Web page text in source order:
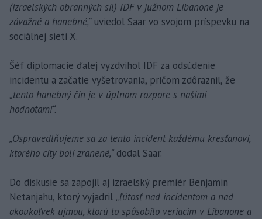
(izraelských obranných síl) IDF v južnom Libanone je
závažné a hanebné,“ uviedol Saar vo svojom príspevku na
sociálnej sieti X.
Šéf diplomacie ďalej vyzdvihol IDF za odsúdenie
incidentu a začatie vyšetrovania, pričom zdôraznil, že
„tento hanebný čin je v úplnom rozpore s našimi
hodnotami“.
„Ospravedlňujeme sa za tento incident každému kresťanovi,
ktorého city boli zranené,“ dodal Saar.
Do diskusie sa zapojil aj izraelský premiér Benjamin
Netanjahu, ktorý vyjadril „ľútosť nad incidentom a nad
akoukoľvek ujmou, ktorú to spôsobilo veriacim v Libanone a